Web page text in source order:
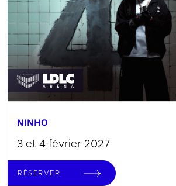
NINHO
3 et 4 février 2027
RÉSERVER